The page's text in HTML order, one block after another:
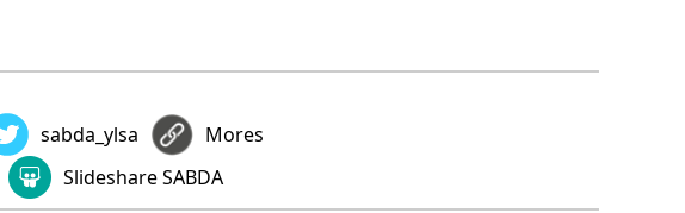
sabda_ylsa
Mores
Slideshare SABDA